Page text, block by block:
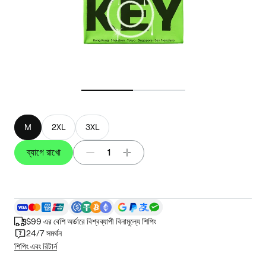
M 2XL 3XL
ব্যাগে রাখো 1
$99 এর বেশি অর্ডারে বিশ্বব্যাপী বিনামূল্যে শিপিং
24/7 সমর্থন
শিপিং এবং রিটার্ন